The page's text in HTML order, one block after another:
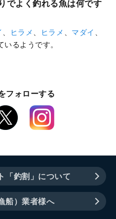
でよく釣れる魚は何です
ヒラメ ヒラメ マダイ
いるようです。
フォローする
「釣割」について
船）業者様へ